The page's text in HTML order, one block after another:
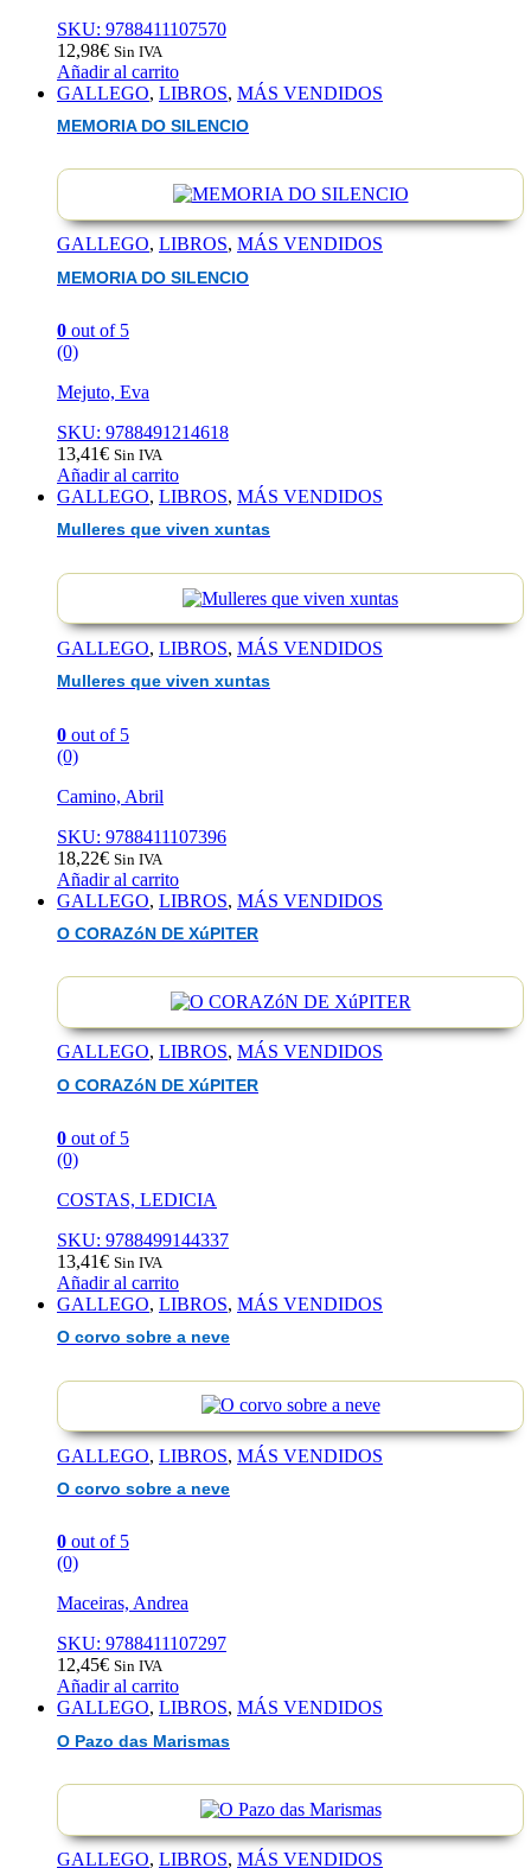
SKU: 9788411107570
12,98€ Sin IVA
Añadir al carrito
GALLEGO, LIBROS, MÁS VENDIDOS
MEMORIA DO SILENCIO
GALLEGO, LIBROS, MÁS VENDIDOS
MEMORIA DO SILENCIO
0 out of 5
(0)
Mejuto, Eva
SKU: 9788491214618
13,41€ Sin IVA
Añadir al carrito
GALLEGO, LIBROS, MÁS VENDIDOS
Mulleres que viven xuntas
GALLEGO, LIBROS, MÁS VENDIDOS
Mulleres que viven xuntas
0 out of 5
(0)
Camino, Abril
SKU: 9788411107396
18,22€ Sin IVA
Añadir al carrito
GALLEGO, LIBROS, MÁS VENDIDOS
O CORAZóN DE XúPITER
GALLEGO, LIBROS, MÁS VENDIDOS
O CORAZóN DE XúPITER
0 out of 5
(0)
COSTAS, LEDICIA
SKU: 9788499144337
13,41€ Sin IVA
Añadir al carrito
GALLEGO, LIBROS, MÁS VENDIDOS
O corvo sobre a neve
GALLEGO, LIBROS, MÁS VENDIDOS
O corvo sobre a neve
0 out of 5
(0)
Maceiras, Andrea
SKU: 9788411107297
12,45€ Sin IVA
Añadir al carrito
GALLEGO, LIBROS, MÁS VENDIDOS
O Pazo das Marismas
GALLEGO, LIBROS, MÁS VENDIDOS